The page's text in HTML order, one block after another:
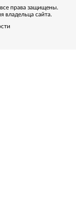
права защищены.
владельца сайта.